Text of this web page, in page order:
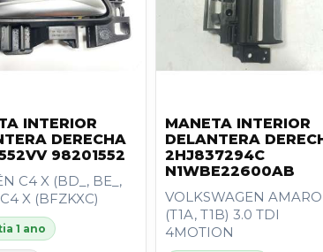
INTERIOR
DERECHA
98201552
C4 X (BD_, BE_,
X (BFZKXC)
1 ano
MANETA INTERIOR
DELANTERA
2HJ837294C
N1WBE22600AB
VOLKSWAGEN
(T1A, T1B) 3.0 TDI
4MOTION